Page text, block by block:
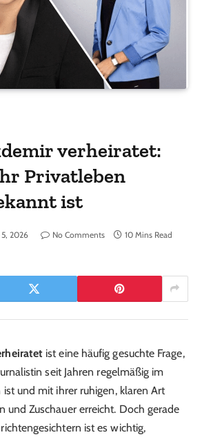
verheiratet:
Privatleben
ist
5, 2026 No Comments
10 Mins Read
ist eine häufig gesuchte Frage,
seit Jahren regelmäßig im
ist und mit ihrer ruhigen, klaren Art
und Zuschauer erreicht. Doch gerade
ist es wichtig,